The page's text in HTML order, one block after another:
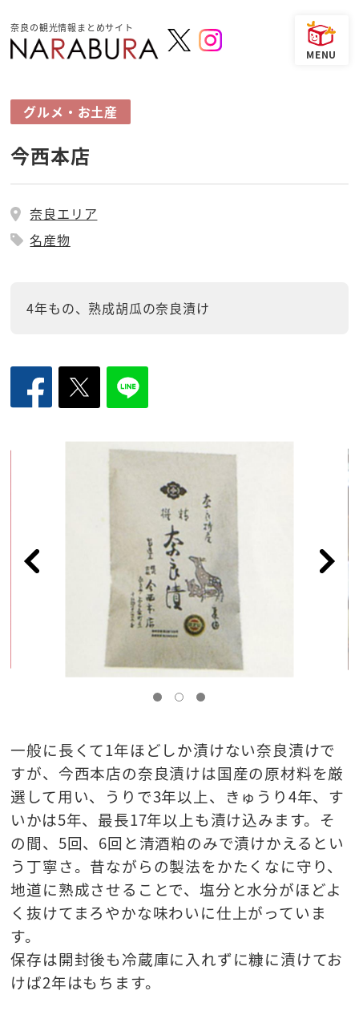
奈良の観光情報まとめサイト
グルメ・お土産
今西本店
奈良エリア
名産物
4年もの、熟成胡瓜の奈良漬け
一般に長くて1年ほどしか漬けない奈良漬けで
すが、今西本店の奈良漬けは国産の原材料を厳
選して用い、うりで3年以上、きゅうり4年、す
いかは5年、最長17年以上も漬け込みます。そ
の間、5回、6回と清酒粕のみで漬けかえるとい
う丁寧さ。昔ながらの製法をかたくなに守り、
地道に熟成させることで、塩分と水分がほどよ
く抜けてまろやかな味わいに仕上がっていま
す。
保存は開封後も冷蔵庫に入れずに糠に漬けてお
けば2年はもちます。